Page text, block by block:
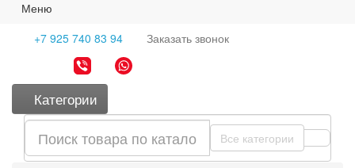
Меню
+7 925 740 83 94
Заказать звонок
Категории
Все категории